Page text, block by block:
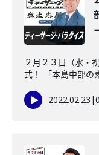
２月２３日（水・
式！ 「本島中部の
2022.02.23 |